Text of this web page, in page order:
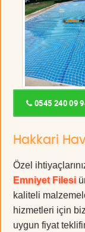
0545 240 09
Hakkari
Özel
Emniyet Filesi
kaliteli
hizmetleri için
uygun fiyat